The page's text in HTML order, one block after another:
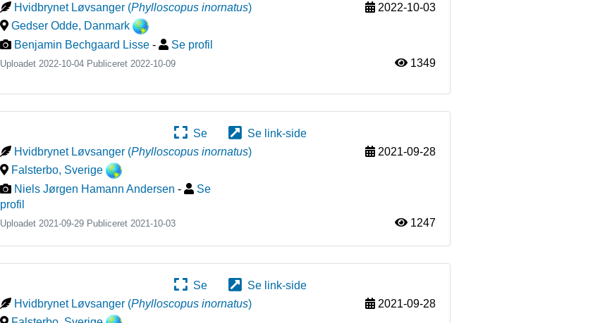
Hvidbrynet Løvsanger (Phylloscopus inornatus)
2022-10-03
Gedser Odde, Danmark
Benjamin Bechgaard Lisse - Se profil
Uploadet 2022-10-04 Publiceret 2022-10-09 1349
Se
Se link-side
Hvidbrynet Løvsanger (Phylloscopus inornatus)
2021-09-28
Falsterbo, Sverige
Niels Jørgen Hamann Andersen -
Se
profil
Uploadet 2021-09-29 Publiceret2021-10-03 1247
Se
Se link-side
Hvidbrynet Løvsanger (Phylloscopus inornatus)
2021-09-28